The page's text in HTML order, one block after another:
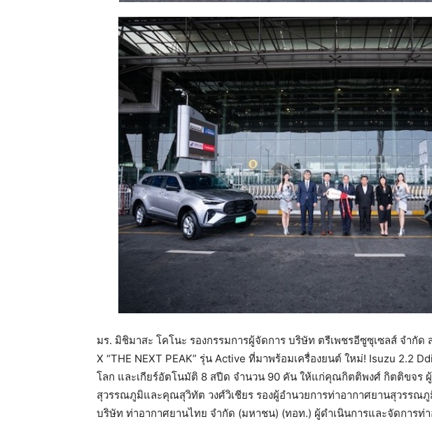
มร. มิชิมาสะ โคโนะ รองกรรมการผู้จัดการ บริษัท ตรีเพชรอีซูซุเซลส์ จำกัด
X “THE NEXT PEAK” รุ่น Active ที่มาพร้อมเครื่องยนต์ ใหม่! Isuzu 2.2
โลก และเกียร์อัตโนมัติ 8 สปีด จำนวน 90 คัน ให้แก่คุณกิตติพงศ์ กิตติขจร
สุวรรณภูมิและคุณสุวิทัต วงศ์วิเชียร รองผู้อำนวยการท่าอากาศยานสุวรรณ
บริษัท ท่าอากาศยานไทย จำกัด (มหาชน) (ทอท.) ผู้ดำเนินการและจัดการท่